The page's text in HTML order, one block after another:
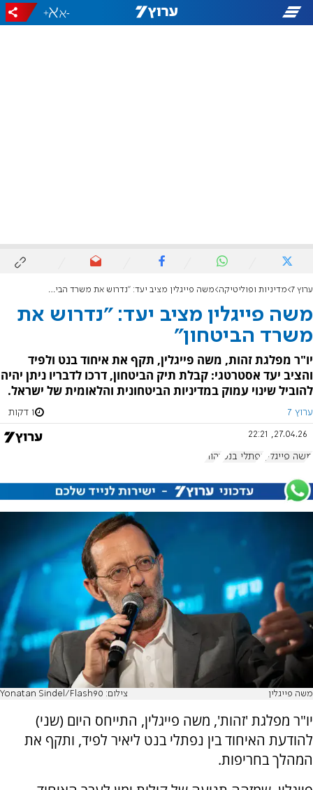
-
+
ערוץ 7 מדיניות ופוליטיקה משה פייגלין מציב יעד: "נדרוש את משרד הביטחון"
משה פייגלין מציב יעד: "נדרוש את
משרד הביטחון"
יו"ר מפלגת זהות, משה פייגלין, תקף את איחוד בנט ולפיד
והציב יעד אסטרטגי: קבלת תיק הביטחון, דרכו לדבריו ניתן יהיה
להוביל שינוי עמוק במדיניות הביטחונית והלאומית של ישראל.
ערוץ 7 1 דקות
27.04.26, 22:21
משה פייגלין נפתלי בנט זהות
משה פייגלין צילום: Yonatan Sindel/Flash90
יו"ר מפלגת 'זהות', משה פייגלין, התייחס היום (שני)
להודעת האיחוד בין נפתלי בנט ליאיר לפיד, ותקף את
המהלך בחריפות.